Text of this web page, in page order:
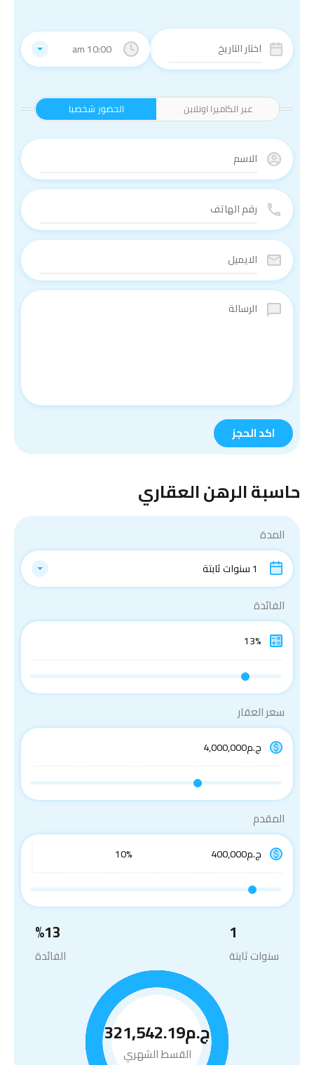
10:00 am
الحضور شخصيا عبر الكاميرا اونلاين
حاسبة الرهن العقاري
المدة
1 سنوات ثابتة
الفائدة
سعر العقار
المقدم
1
سنوات ثابتة
13
%
الفائدة
ج.م321,542.19
القسط الشهري